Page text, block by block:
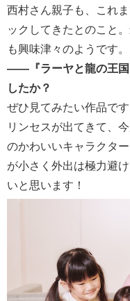
西村さん親子も、これ
ックしてきたとのこと
も興味津々のようです。
――『ラーヤと龍の王国
したか？
ぜひ見てみたい作品で
リンセスが出てきて、
のかわいいキャラクタ
が小さく外出は極力避
いと思います！